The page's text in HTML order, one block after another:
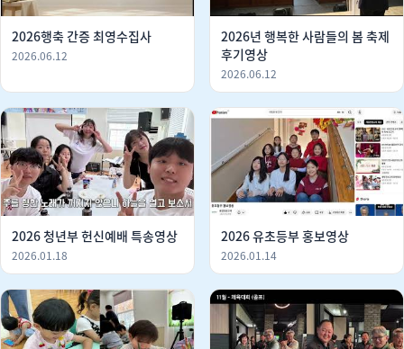
2026행축 간증 최영수집사
2026.06.12
2026년 행복한 사람들의 봄 축제
후기영상
2026.06.12
2026 청년부 헌신예배 특송영상
2026.01.18
2026 유초등부 홍보영상
2026.01.14